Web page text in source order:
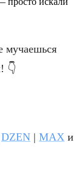
мучаешься
👇
DZEN | MAX и